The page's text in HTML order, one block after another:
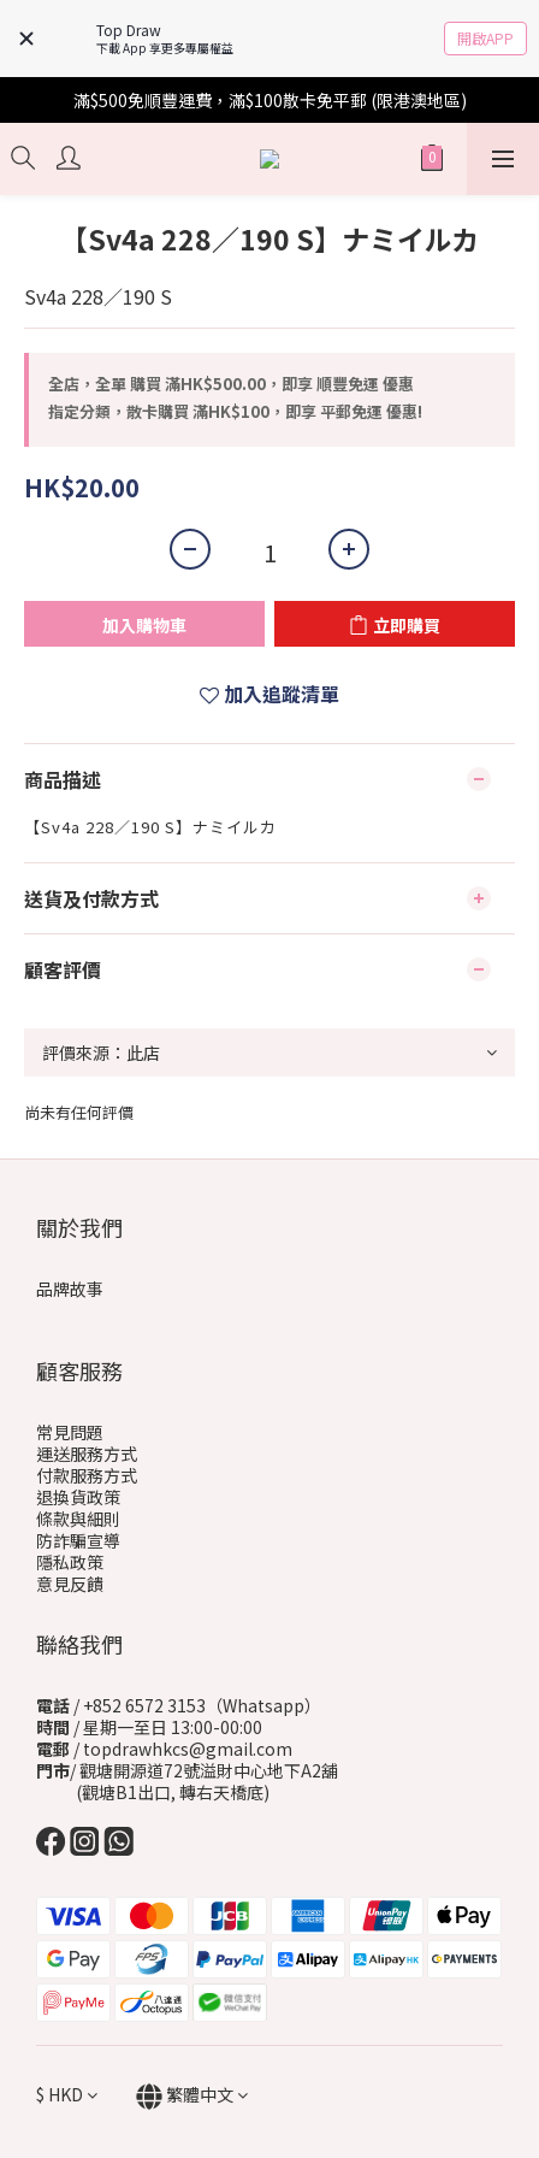
Top Draw
下載 App 享更多專屬權益 開啟APP
滿$500免順豐運費，滿$100散卡免平郵 (限港澳地區)
【Sv4a 228／190 S】ナミイルカ
Sv4a 228／190 S
全店，全單 購買 滿HK$500.00，即享 順豐免運 優惠
指定分類，散卡購買 滿HK$100，即享 平郵免運 優惠!
HK$20.00
加入購物車 立即購買
加入追蹤清單
商品描述
【Sv4a 228／190 S】ナミイルカ
送貨及付款方式
顧客評價
尚未有任何評價
關於我們
品牌故事
顧客服務
常見問題
運送服務方式
付款服務方式
退換貨政策
條款與細則
防詐騙宣導
隱私政策
意見反饋
聯絡我們
電話 / +852 6572 3153（Whatsapp）
時間 / 星期一至日 13:00-00:00
電郵 / topdrawhkcs@gmail.com
門市/ 觀塘開源道72號溢財中心地下A2舖
(觀塘B1出口, 轉右天橋底)
$ HKD 繁體中文